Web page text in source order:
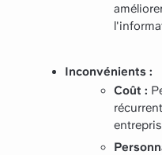
Inconvénients :
Coût :